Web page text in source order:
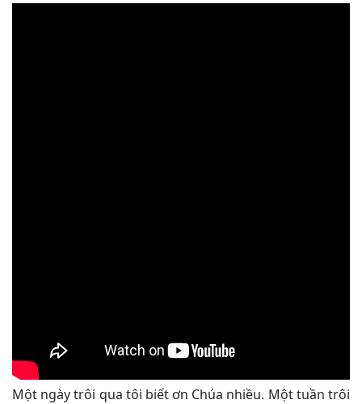
Một ngày trôi qua tôi biết ơn Chúa nhiều. Một tuần trôi